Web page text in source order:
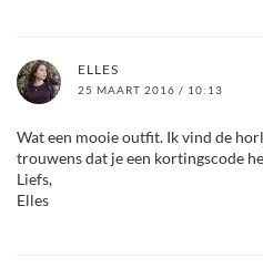
ELLES
25 MAART 2016 / 10:13
Wat een mooie outfit. Ik vind de
trouwens dat je een kortingscode
Liefs,
Elles